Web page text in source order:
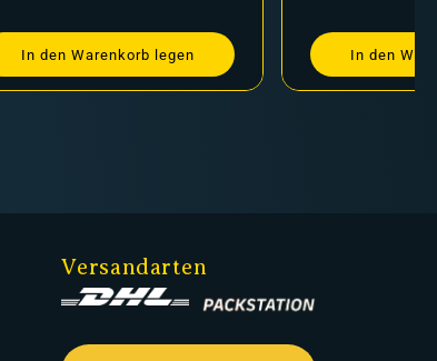
In den Warenkorb legen In den
Versandarten